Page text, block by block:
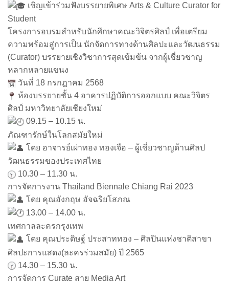
เชิญเข้าร่วมฟังบรรยายพิเศษ Arts & Culture Curator for
Student
โครงการอบรมสำหรับนักศึกษาคณะวิจิตรศิลป์ เพื่อเตรียม
ความพร้อมสู่การเป็น นักจัดการทางด้านศิลปะและวัฒนธรรม
(Curator) บรรยายเชิงวิชาการสุดเข้มข้น จากผู้เชี่ยวชาญ
หลากหลายแขนง
วันที่ 18 กรกฎาคม 2568
ห้องบรรยายชั้น 4 อาคารปฏิบัติการออกแบบ คณะวิจิตร
ศิลป์ มหาวิทยาลัยเชียงใหม่
09.15 – 10.15 น.
ภัณฑารักษ์ในโลกสมัยใหม่
โดย อาจารย์เผ่าทอง ทองเจือ – ผู้เชี่ยวชาญด้านศิลป
วัฒนธรรมของประเทศไทย
10.30 – 11.30 น.
การจัดการงาน Thailand Biennale Chiang Rai 2023
โดย คุณอังกฤษ อัจฉริยโสภณ
13.00 – 14.00 น.
เทศกาลละครกรุงเทพ
โดย คุณประดิษฐ์ ประสาททอง – ศิลปินแห่งชาติสาขา
ศิลปะการแสดง(ละครร่วมสมัย) ปี 2565
14.30 – 15.30 น.
การจัดการ Curate สาย Media Art